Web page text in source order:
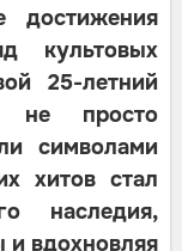
достижения
культовых
25-летний
не просто
символами
хитов стал
наследия,
вдохновляя